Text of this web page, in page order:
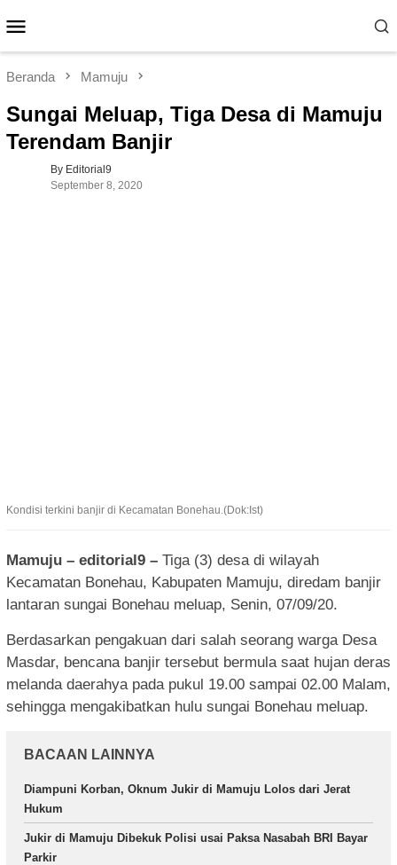
ke
Mobile
Beranda Mamuju
Sungai Meluap, Tiga Desa di Mamuju
Terendam Banjir
By Editorial9
September 8, 2020
Kondisi terkini banjir di Kecamatan Bonehau.(Dok:Ist)
Mamuju – editorial9 – Tiga (3) desa di wilayah
Kecamatan Bonehau, Kabupaten Mamuju, diredam banjir
lantaran sungai Bonehau meluap, Senin, 07/09/20.
Berdasarkan pengakuan dari salah seorang warga Desa
Masdar, bencana banjir tersebut bermula saat hujan deras
melanda daerahya pada pukul 19.00 sampai 02.00 Malam,
sehingga mengakibatkan hulu sungai Bonehau meluap.
BACAAN LAINNYA
Diampuni Korban, Oknum Jukir di Mamuju Lolos dari Jerat
Hukum
Jukir di Mamuju Dibekuk Polisi usai Paksa Nasabah BRI Bayar
Parkir